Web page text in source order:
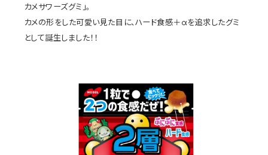
カメサワーズグミ」。
カメの形をした可愛い見た目に、ハード食感＋αを追求したグミ
として誕生しました！！